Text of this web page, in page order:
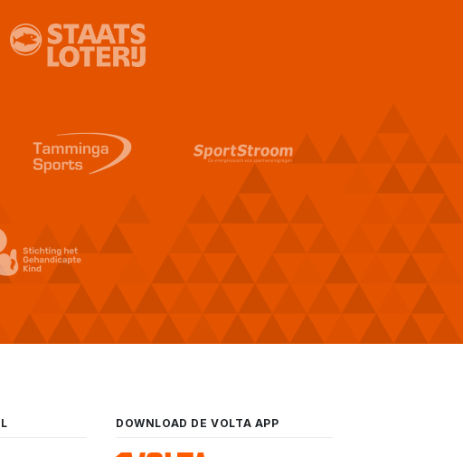
DOWNLOAD DE VOLTA APP